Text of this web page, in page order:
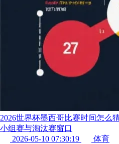
2026世界杯墨西哥比赛时间怎么
小组赛与淘汰赛窗口
2026-05-10 07:30:19
体育